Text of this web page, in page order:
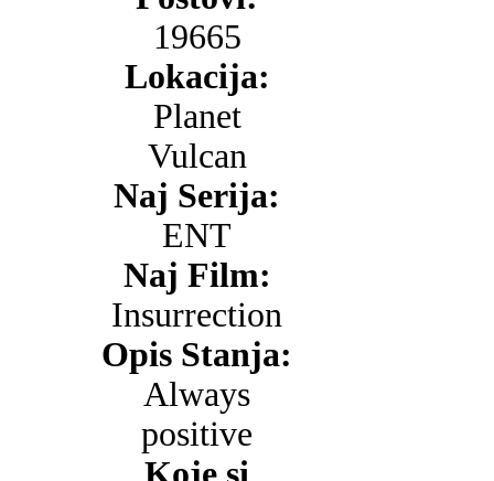
19665
Lokacija:
Planet
Vulcan
Naj Serija:
ENT
Naj Film:
Insurrection
Opis Stanja:
Always
positive